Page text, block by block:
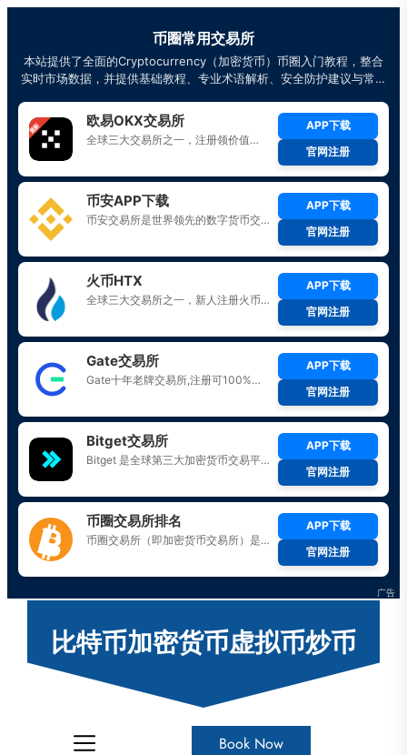
比特币加密货币虚拟币炒币
Book Now